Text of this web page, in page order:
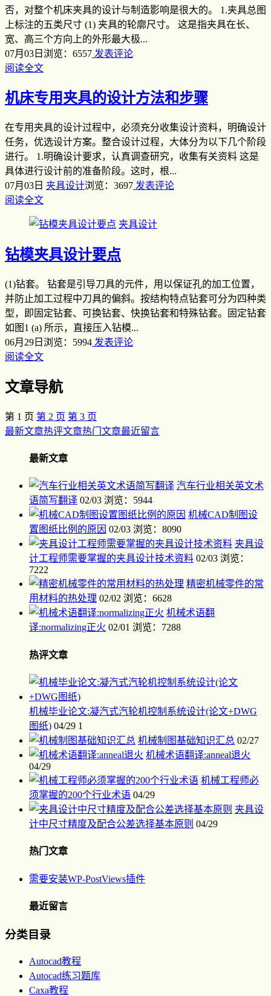
否，对整个机床夹具的设计与制造影响是很大的。 1.夹具总图
上标注的五类尺寸 (1) 夹具的轮廓尺寸。 这是指夹具在长、
宽、高三个方向上的外形最大极...
07月03日 浏览：6557 发表评论
阅读全文
机床专用夹具的设计方法和步骤
在专用夹具的设计过程中，必须充分收集设计资料，明确设计
任务，优选设计方案。整合设计过程，大体分为以下几个阶段
进行。 1.明确设计要求，认真调查研究，收集有关资料 这是
具体进行设计前的准备阶段。这时，根...
07月03日 夹具设计浏览：3697 发表评论
阅读全文
夹具设计
钻模夹具设计要点
(1)钻套。 钻套是引导刀具的元件，用以保证孔的加工位置，
并防止加工过程中刀具的偏斜。按结构特点钻套可分为四种类
型，即固定钻套、可换钻套、快换钻套和特殊钻套。固定钻套
如图1 (a) 所示，直接压入钻模...
06月29日 浏览：5994 发表评论
阅读全文
文章导航
第 1 页 第 2 页 第 3 页
最新文章热评文章热门文章最近留言
最新文章
汽车行业相关英文术
语简写翻译 02/03 浏览：5944
机械CAD制图设
置图纸比例的原因 02/03 浏览：8090
夹具设
计工程师需要掌握的夹具设计技术资料 02/03 浏览：
7222
精密机械零件的常
用材料的热处理 02/02 浏览：6628
机械术语翻
译:normalizing正火 02/01 浏览：7288
热评文章
机械毕业论文:凝汽式汽轮机控制系统设计(论文+DWG
图纸) 04/29 1
机械制图基础知识汇总 02/27
机械术语翻译:anneal退火
04/29
机械工程师必
须掌握的200个行业术语 04/29
夹具设
计中尺寸精度及配合公差选择基本原则 04/29
热门文章
需要安装WP-PostViews插件
最近留言
分类目录
Autocad教程
Autocad练习题库
Caxa教程